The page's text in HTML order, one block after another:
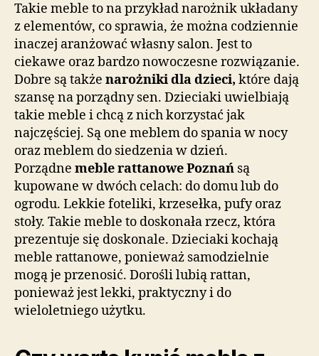
Takie meble to na przykład narożnik układany
z elementów, co sprawia, że można codziennie
inaczej aranżować własny salon. Jest to
ciekawe oraz bardzo nowoczesne rozwiązanie.
Dobre są także narożniki dla dzieci, które dają
szansę na porządny sen. Dzieciaki uwielbiają
takie meble i chcą z nich korzystać jak
najczęściej. Są one meblem do spania w nocy
oraz meblem do siedzenia w dzień.
Porządne meble rattanowe Poznań są
kupowane w dwóch celach: do domu lub do
ogrodu. Lekkie foteliki, krzesełka, pufy oraz
stoły. Takie meble to doskonała rzecz, która
prezentuje się doskonale. Dzieciaki kochają
meble rattanowe, ponieważ samodzielnie
mogą je przenosić. Dorośli lubią rattan,
ponieważ jest lekki, praktyczny i do
wieloletniego użytku.